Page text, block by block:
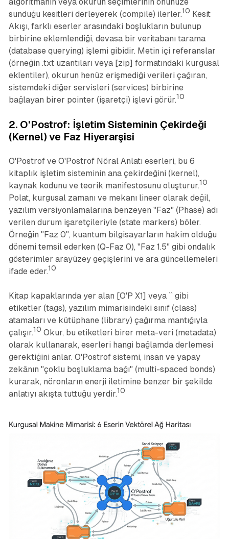
sunduğu kesitleri derleyerek (compile) ilerler.10 Kesit
Akışı, farklı eserler arasındaki boşlukların bulunup
birbirine eklemlendiği, devasa bir veritabanı tarama
(database querying) işlemi gibidir. Metin içi referanslar
(örneğin .txt uzantıları veya [zip] formatındaki kurgusal
eklentiler), okurun henüz erişmediği verileri çağıran,
sistemdeki diğer servisleri (services) birbirine
bağlayan birer pointer (işaretçi) işlevi görür.10
2. O'Postrof: İşletim Sisteminin Çekirdeği
(Kernel) ve Faz Hiyerarşisi
O'Postrofve O'Postrof Nöral Anlatı eserleri, bu 6
kitaplık işletim sisteminin ana çekirdeğini (kernel),
kaynak kodunu ve teorik manifestosunu oluşturur.10
Polat, kurgusal zamanı ve mekanı lineer olarak değil,
yazılım versiyonlamalarına benzeyen "Faz" (Phase) adı
verilen durum işaretçileriyle (state markers) böler.
Örneğin "Faz 0", kuantum bilgisayarların hakim olduğu
dönemi temsil ederken (Q-Faz 0), "Faz 1.5" gibi ondalık
gösterimler arayüzey geçişlerini ve ara güncellemeleri
ifade eder.10
Kitap kapaklarında yer alan [O'P X1] veya `` gibi
etiketler (tags), yazılım mimarisindeki sınıf (class)
atamaları ve kütüphane (library) çağırma mantığıyla
çalışır.10 Okur, bu etiketleri birer meta-veri (metadata)
olarak kullanarak, eserleri hangi bağlamda derlemesi
gerektiğini anlar. O'Postrof sistemi, insan ve yapay
zekânın "çoklu boşluklama bağı" (multi-spaced bonds)
kurarak, nöronların enerji iletimine benzer bir şekilde
anlatıyı akışta tuttuğu yerdir.10